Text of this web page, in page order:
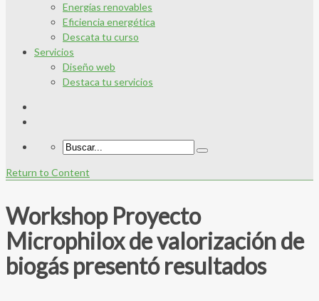
Energías renovables
Eficiencia energética
Descata tu curso
Servicios
Diseño web
Destaca tu servicios
Return to Content
Workshop Proyecto
Microphilox de valorización de
biogás presentó resultados